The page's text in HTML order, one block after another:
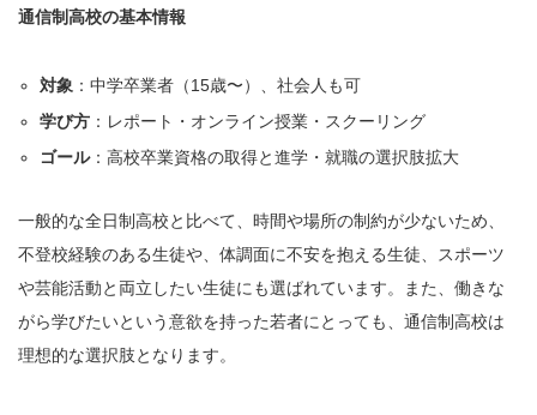
通信制高校の基本情報
対象 ：中学卒業者（15歳〜）、社会人も可
学び方 ：レポート・オンライン授業・スクーリング
ゴール：高校卒業資格の取得と進学・就職の選択肢拡大
一般的な全日制高校と比べて、時間や場所の制約が少ないため、
不登校経験のある生徒や、体調面に不安を抱える生徒、スポーツ
や芸能活動と両立したい生徒にも選ばれています。また、働きな
がら学びたいという意欲を持った若者にとっても、通信制高校は
理想的な選択肢となります。